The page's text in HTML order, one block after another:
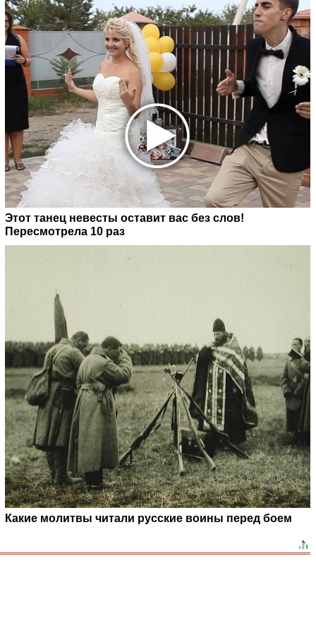
Этот танец невесты оставит вас без слов!
Пересмотрела 10 раз
Какие молитвы читали русские воины перед боем